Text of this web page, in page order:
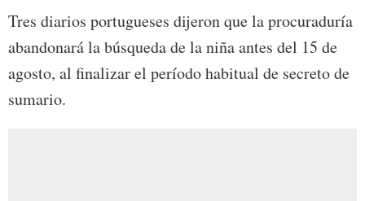
Tres diarios portugueses dijeron que la procuraduría
abandonará la búsqueda de la niña antes del 15 de
agosto, al finalizar el período habitual de secreto de
sumario.